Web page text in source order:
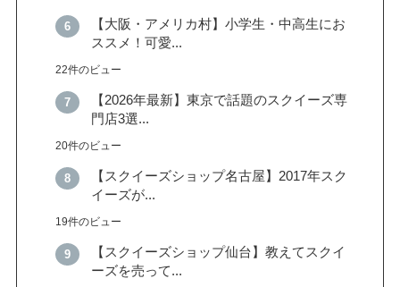
【大阪・アメリカ村】小学生・中高生にお
ススメ！可愛...
22件のビュー
【2026年最新】東京で話題のスクイーズ専
門店3選...
20件のビュー
【スクイーズショップ名古屋】2017年スク
イーズが...
19件のビュー
【スクイーズショップ仙台】教えてスクイ
ーズを売って...